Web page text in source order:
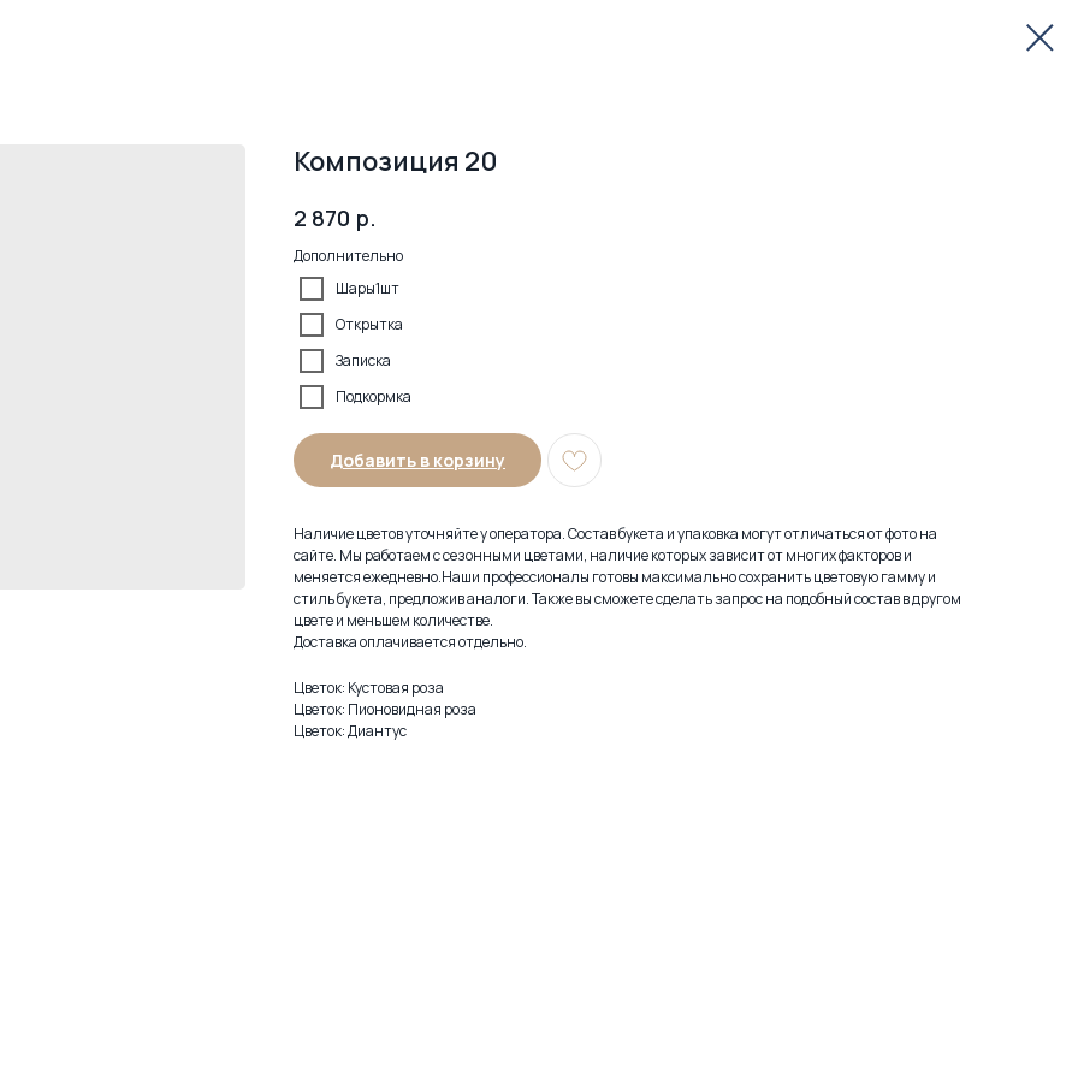
Композиция 20
2 870 р.
Дополнительно
Шары1шт
Открытка
Записка
Подкормка
Добавить в корзину
Наличие цветов уточняйте у оператора. Состав букета и упаковка могут отличаться от фото на
сайте. Мы работаем с сезонными цветами, наличие которых зависит от многих факторов и
меняется ежедневно.Наши профессионалы готовы максимально сохранить цветовую гамму и
стиль букета, предложив аналоги. Также вы сможете сделать запрос на подобный состав в другом
цвете и меньшем количестве.
Доставка оплачивается отдельно.
Цветок: Кустовая роза
Цветок: Пионовидная роза
Цветок: Диантус